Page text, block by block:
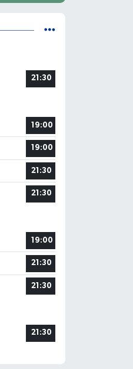
21:30
19:00
19:00
21:30
21:30
19:00
21:30
21:30
21:30